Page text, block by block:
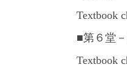
Textbook
■第６堂
Textbook